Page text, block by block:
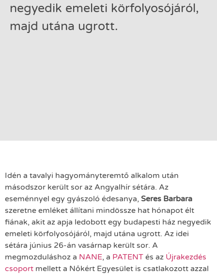
negyedik emeleti körfolyosójáról,
majd utána ugrott.
Idén a tavalyi hagyományteremtő alkalom után
másodszor került sor az Angyalhír sétára. Az
eseménnyel egy gyászoló édesanya, Seres Barbara
szeretne emléket állítani mindössze hat hónapot élt
fiának, akit az apja ledobott egy budapesti ház negyedik
emeleti körfolyosójáról, majd utána ugrott. Az idei
sétára június 26-án vasárnap került sor. A
megmozduláshoz a NANE, a PATENT és az Újrakezdés
csoport mellett a Nőkért Egyesület is csatlakozott azzal